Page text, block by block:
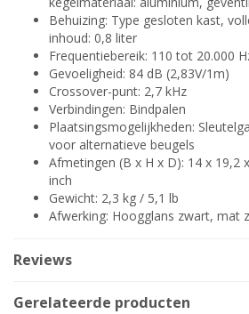
Behuizing: Type gesloten kast,
inhoud: 0,8 liter
Frequentiebereik: 110 tot 20.000
Gevoeligheid: 84 dB (2,83V/1m)
Crossover-punt: 2,7 kHz
Verbindingen: Bindpalen
Plaatsingsmogelijkheden:
voor alternatieve beugels
Afmetingen (B x H x D): 14 x 19,2
inch
Gewicht: 2,3 kg / 5,1 lb
Afwerking: Hoogglans zwart, mat
Reviews
Gerelateerde producten